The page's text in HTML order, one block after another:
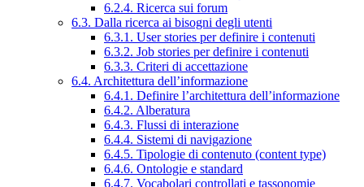
6.2.4. Ricerca sui forum
6.3. Dalla ricerca ai bisogni degli utenti
6.3.1. User stories per definire i contenuti
6.3.2. Job stories per definire i contenuti
6.3.3. Criteri di accettazione
6.4. Architettura dell’informazione
6.4.1. Definire l’architettura dell’informazione
6.4.2. Alberatura
6.4.3. Flussi di interazione
6.4.4. Sistemi di navigazione
6.4.5. Tipologie di contenuto (content type)
6.4.6. Ontologie e standard
6.4.7. Vocabolari controllati e tassonomie